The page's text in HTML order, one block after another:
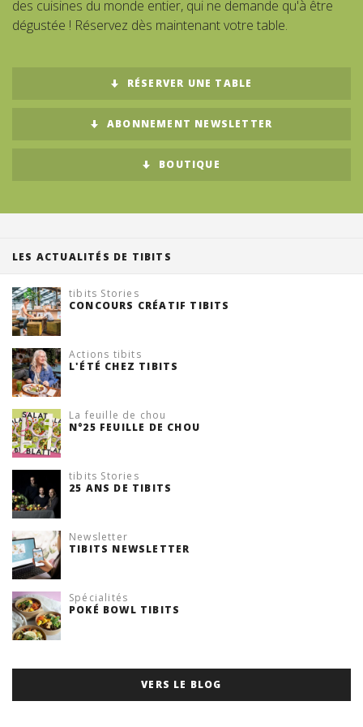
Suisse (FR)
des cuisines du monde entier, qui ne demande qu'à être
dégustée ! Réservez dès maintenant votre table.
RÉSERVER UNE TABLE
ABONNEMENT NEWSLETTER
BOUTIQUE
LES ACTUALITÉS DE TIBITS
tibits Stories
CONCOURS CRÉATIF TIBITS
Actions tibits
L'ÉTÉ CHEZ TIBITS
La feuille de chou
N°25 FEUILLE DE CHOU
tibits Stories
25 ANS DE TIBITS
Newsletter
TIBITS NEWSLETTER
Spécialités
POKÉ BOWL TIBITS
VERS LE BLOG